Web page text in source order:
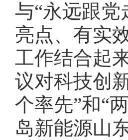
与“永远跟
亮点、有实
工作结合起
议对科技创
个率先”和“
岛新能源山